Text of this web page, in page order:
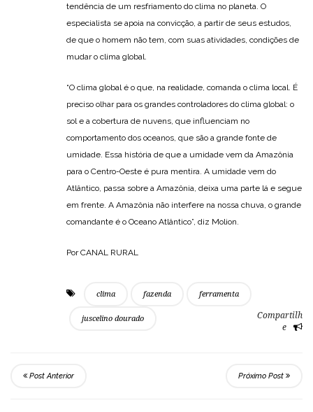
tendência de um resfriamento do clima no planeta. O
especialista se apoia na convicção, a partir de seus estudos,
de que o homem não tem, com suas atividades, condições de
mudar o clima global.
“O clima global é o que, na realidade, comanda o clima local. É
preciso olhar para os grandes controladores do clima global: o
sol e a cobertura de nuvens, que influenciam no
comportamento dos oceanos, que são a grande fonte de
umidade. Essa história de que a umidade vem da Amazônia
para o Centro-Oeste é pura mentira. A umidade vem do
Atlântico, passa sobre a Amazônia, deixa uma parte lá e segue
em frente. A Amazônia não interfere na nossa chuva, o grande
comandante é o Oceano Atlântico”, diz Molion.
Por CANAL RURAL
clima fazenda ferramenta
juscelino dourado
Compartilh
e
Post Anterior Próximo Post